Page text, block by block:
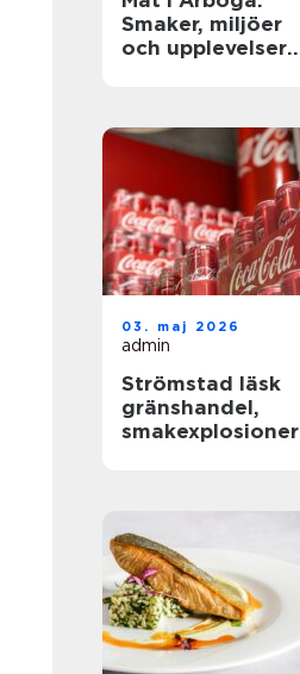
Smaker, miljöer
och upplevelser
03. maj 2026
admin
Strömstad läsk
gränshandel,
smakexplosioner